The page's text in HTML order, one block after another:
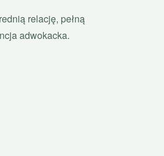
relację, pełną
adwokacka.